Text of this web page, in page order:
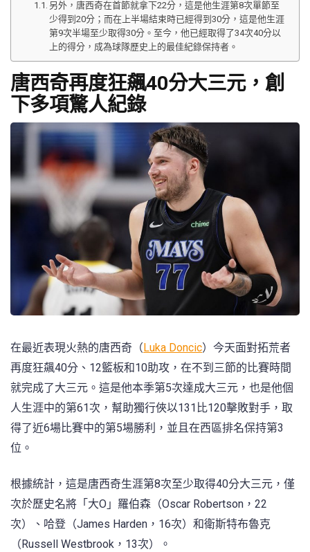
另外，唐西奇在首節就拿下22分，這是他生涯第8次單節至
少得到20分；而在上半場結束時已經得到30分，這是他生涯
第9次半場至少取得30分。至今，他已經取得了34次40分以
上的得分，成為球隊歷史上的最佳紀錄保持者。
唐西奇再度狂飆40分大三元，創
下多項驚人紀錄
在最近表現火熱的唐西奇（Luka Doncic）今天面對拓荒者
再度狂飆40分、12籃板和10助攻，在不到三節的比賽時間
就完成了大三元。這是他本季第5次達成大三元，也是他個
人生涯中的第61次，幫助獨行俠以131比120擊敗對手，取
得了近6場比賽中的第5場勝利，並且在西區排名保持第3
位。
根據統計，這是唐西奇生涯第8次至少取得40分大三元，僅
次於歷史名將「大O」羅伯森（Oscar Robertson，22
次）、哈登（James Harden，16次）和衛斯特布魯克
（Russell Westbrook，13次）。